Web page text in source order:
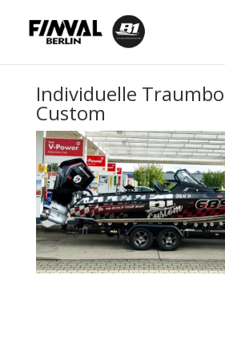
Individuelle
Custom